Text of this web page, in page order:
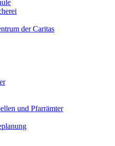
der Caritas
und Pfarrämter